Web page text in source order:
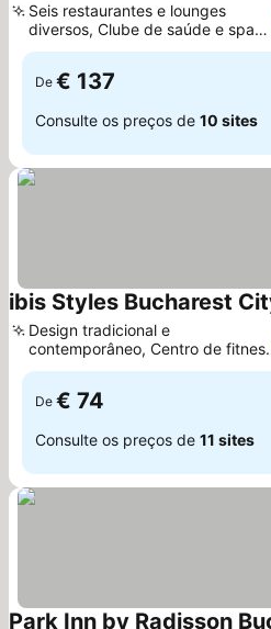
Seis restaurantes e lounges
diversos, Clube de saúde e spa
completos
De € 137
Consulte os preços de 10 sites
ibis Styles Bucharest
Design tradicional e
contemporâneo, Centro de
bem equipado
De € 74
Consulte os preços de 11 sites
Park Inn by Radisson